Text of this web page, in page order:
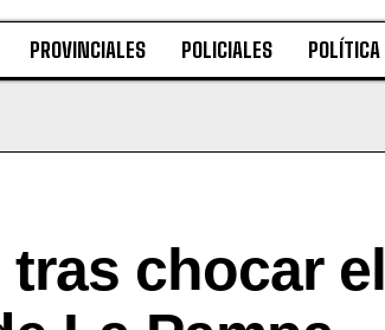
PROVINCIALES POLICIALES POLÍTICA
chocar el